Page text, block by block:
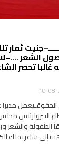
الشعر
غالبا تحصر
مديرا
البترولرئيس
الطفولة والشعر
إلى شاعريملك